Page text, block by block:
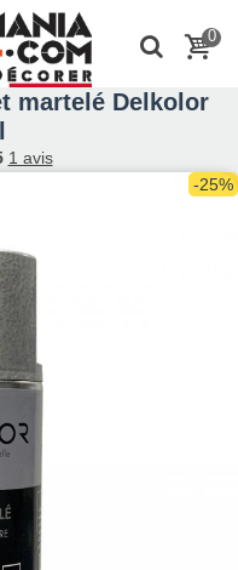
0
martelé Delkolor
1 avis
-25%